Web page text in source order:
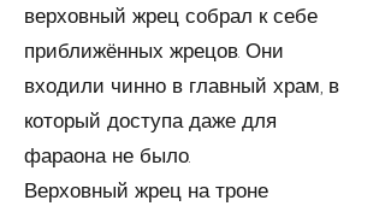
верховный жрец собрал к себе
приближённых жрецов. Они
входили чин­но в главный храм, в
который доступа даже для
фараона не было.
Верховный жрец на троне